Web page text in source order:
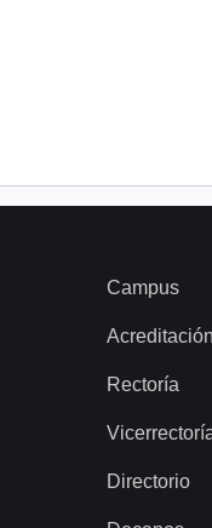
Campus
Acreditación
Rectoría
Directorio